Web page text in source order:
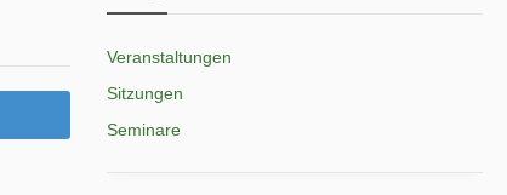
Veranstaltungen
Sitzungen
Seminare